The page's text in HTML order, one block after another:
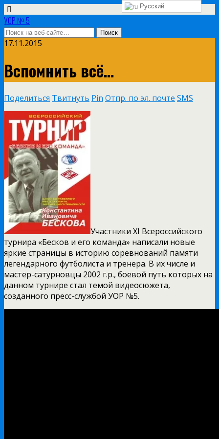
УОР № 5
17.11.2015
Вспомнить всё…
Поделиться Твитнуть Pin Отпр. по эл. почте SMS
Участники XI Всероссийского
турнира «Бесков и его команда» написали новые
яркие страницы в историю соревнований памяти
легендарного футболиста и тренера. В их числе и
мастер-сатурновцы 2002 г.р., боевой путь которых на
данном турнире стал темой видеосюжета,
созданного пресс-службой УОР №5.
Русский